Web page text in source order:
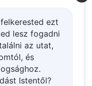
ezt
lesz fogadni
az utat,
és
Istentől?